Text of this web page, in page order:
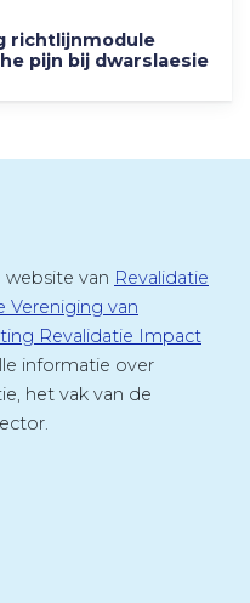
richtlijnmodule
pijn bij dwarslaesie
website van Revalidatie
Vereniging van
Revalidatie Impact
informatie over
het vak van de